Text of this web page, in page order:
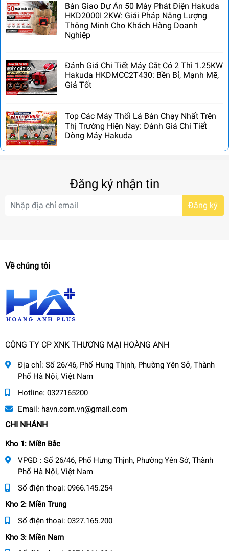
Bàn Giao Dự Án 50 Máy Phát Điện Hakuda
HKD2000I 2KW: Giải Pháp Năng Lượng
Thông Minh Cho Khách Hàng Doanh
Nghiệp
Đánh Giá Chi Tiết Máy Cắt Cỏ 2 Thì 1.25KW
Hakuda HKDMCC2T430: Bền Bỉ, Mạnh Mẽ,
Giá Tốt
Top Các Máy Thổi Lá Bán Chạy Nhất Trên
Thị Trường Hiện Nay: Đánh Giá Chi Tiết
Dòng Máy Hakuda
Đăng ký nhận tin
Đăng ký
Về chúng tôi
CÔNG TY CP XNK THƯƠNG MẠI HOÀNG ANH
Địa chỉ: Số 26/46, Phố Hưng Thịnh, Phường Yên Sở, Thành
Phố Hà Nội, Việt Nam
Hotline: 0327165200
Email: havn.com.vn@gmail.com
CHI NHÁNH
Kho 1: Miền Bắc
VPGD : Số 26/46, Phố Hưng Thịnh, Phường Yên Sở, Thành
Phố Hà Nội, Việt Nam
Số điện thoại: 0966.145.254
Kho 2: Miền Trung
Số điện thoại: 0327.165.200
Kho 3: Miền Nam